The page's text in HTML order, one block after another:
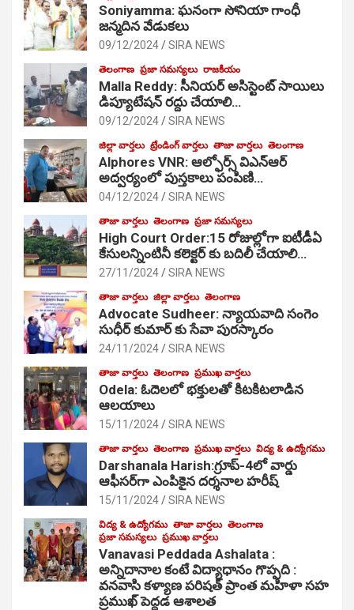
Soniyamma: ఘ‌నంగా సోనియా గాంధీ
జ‌న్మ‌దిన వేడుక‌లు
09/12/2024 SIRA NEWS
తెలంగాణ ప్రజా సమస్యలు రాజకీయం
Malla Reddy: సీనియర్ అసిస్టెంట్ సాయిలు
డిప్యూటేషన్ రద్దు చేయాలి…
09/12/2024 SIRA NEWS
జిల్లా వార్తలు ట్రేండింగ్ వార్తలు తాజా వార్తలు తెలంగాణ
Alphores VNR: ఆల్ఫోర్స్ విఎన్ఆర్
అద్వర్యంలో పుస్తకాలు పంపిణి…
04/12/2024 SIRA NEWS
తాజా వార్తలు తెలంగాణ ప్రజా సమస్యలు
High Court Order:15 రోజుల్లోగా ఐటీడీఏ
కేసులన్నింటినీ కలెక్టర్ కు బదిలీ చేయాలి…
27/11/2024 SIRA NEWS
తాజా వార్తలు జిల్లా వార్తలు తెలంగాణ
Advocate Sudheer: న్యాయవాది సంగెం
సుధీర్ కుమార్ కు సేవా పురస్కారం
24/11/2024 SIRA NEWS
తాజా వార్తలు తెలంగాణ ప్రముఖ వార్తలు
Odela: ఓదెల‌లో భక్తులతో కిటకిటలాడిన
ఆల‌యాలు
15/11/2024 SIRA NEWS
తాజా వార్తలు తెలంగాణ ప్రముఖ వార్తలు విద్య & ఉద్యోగము
Darshanala Harish:గ్రూప్-4లో వార్డు
ఆఫీసర్‌గా ఎంపికైన దర్శనాల హరీష్
15/11/2024 SIRA NEWS
విద్య & ఉద్యోగము తాజా వార్తలు తెలంగాణ
ప్రజా సమస్యలు ప్రముఖ వార్తలు
Vanavasi Peddada Ashalata :
అన్నిదానాల కంటే విద్యాధానం గొప్పది :
వనవాసి కళ్యాణ పరిషత్ ప్రాంత మహిళా సహ
ప్రముఖ్ పెద్దడ ఆశాలత